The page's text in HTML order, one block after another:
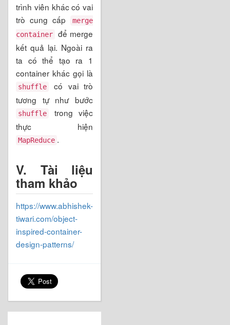
trình viên khác có vai
trò cung cấp
merge
container
để merge
kết quả lại. Ngoài ra
ta có thể tạo ra 1
container khác gọi là
shuffle
có vai trò
tương tự như bước
shuffle
trong việc
thực hiện
MapReduce .
V. Tài liệu
tham khảo
https://www.abhishek-
tiwari.com/object-
inspired-container-
design-patterns/